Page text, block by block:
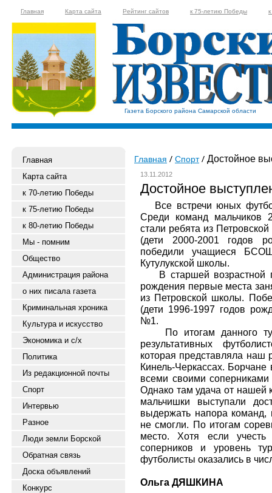
Главная Карта сайта Рейтинг сайтов к 75-летию Победы
Газета Борского района Самарской области
Главная
Карта сайта
к 70-летию Победы
к 75-летию Победы
к 80-летию Победы
Мы - помним
Общество
Администрация района
о них писала газета
Криминальная хроника
Культура и искусство
Экономика и с/х
Политика
Из редакционной почты
Спорт
Интервью
Разное
Люди земли Борской
Обратная связь
Доска объявлений
Конкурс
Главная Спорт Достойное
13.11.2012
Достойное
Все встречи юных
Среди команд мальчиков
стали ребята из
(дети 2000-2001 годов
победили учащиеся
Кутулукской школы.
В старшей возрастной
рождения первые места
из Петровской школы.
(дети 1996-1997 годов
№1.
По итогам данного
результативных
которая представляла наш
Кинель-Черкассах.
всеми своими
Однако там удача от нашей
мальчишки выступали
выдержать напора команд,
не смогли. По итогам
место. Хотя если
соперников и уровень
футболисты оказались в
Ольга ДЯШКИНА